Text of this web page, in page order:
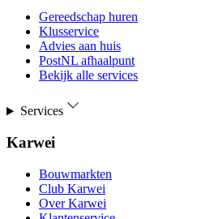
Gereedschap huren
Klusservice
Advies aan huis
PostNL afhaalpunt
Bekijk alle services
Services
Karwei
Bouwmarkten
Club Karwei
Over Karwei